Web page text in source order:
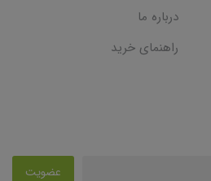
درباره ما
راهنمای خرید
عضویت